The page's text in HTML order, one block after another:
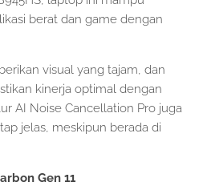
berat dan game dengan
visual yang tajam, dan
kinerja optimal dengan
AI Noise Cancellation Pro juga
jelas, meskipun berada di
Gen 11